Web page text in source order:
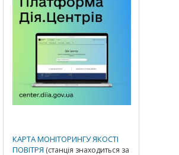
КАРТА МОНІТОРИНГУ ЯКОСТІ
ПОВІТРЯ (станція знаходиться за